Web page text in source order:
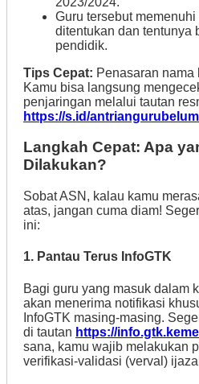
Guru tersebut
ditentukan dan tentunya
pendidik.
Tips Cepat: Penasaran nama
Kamu bisa langsung
penjaringan melalui tautan
https://s.id/
Langkah Cepat: Apa
Dilakukan?
Sobat ASN, kalau kamu
atas, jangan cuma diam!
ini:
1. Pantau Terus InfoGTK
Bagi guru yang masuk dalam
akan menerima notifikasi
InfoGTK masing-masing.
di tautan https://
sana, kamu wajib melakukan
verifikasi-validasi (verval)